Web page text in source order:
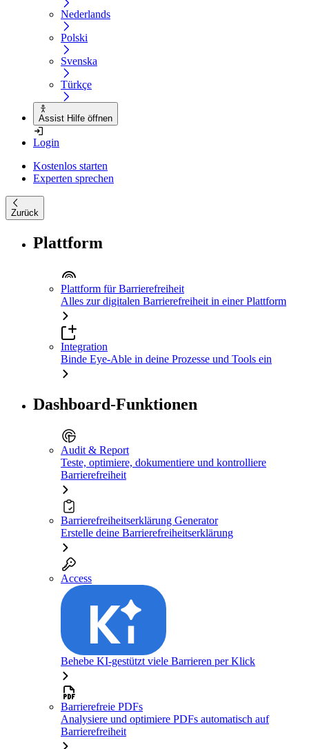
Nederlands
Polski
Svenska
Türkçe
Assist Hilfe öffnen
Login
Kostenlos starten
Experten sprechen
Zurück
Plattform
Plattform für Barrierefreiheit
Alles zur digitalen Barrierefreiheit in einer Plattform
Integration
Binde Eye-Able in deine Prozesse und Tools ein
Dashboard-Funktionen
Audit & Report
Teste, optimiere, dokumentiere und kontrolliere
Barrierefreiheit
Barrierefreiheitserklärung Generator
Erstelle deine Barrierefreiheitserklärung
Access
Behebe KI-gestützt viele Barrieren per Klick
Barrierefreie PDFs
Analysiere und optimiere PDFs automatisch auf
Barrierefreiheit